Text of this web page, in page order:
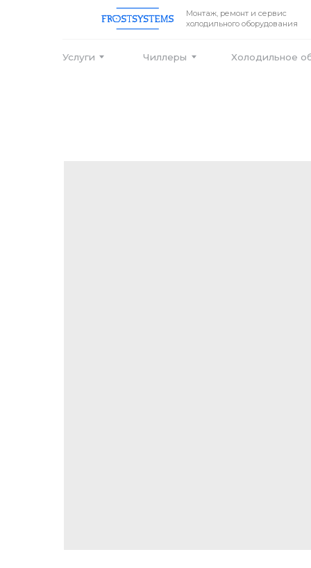
Монтаж, ремонт и сервис
холодильного оборудования